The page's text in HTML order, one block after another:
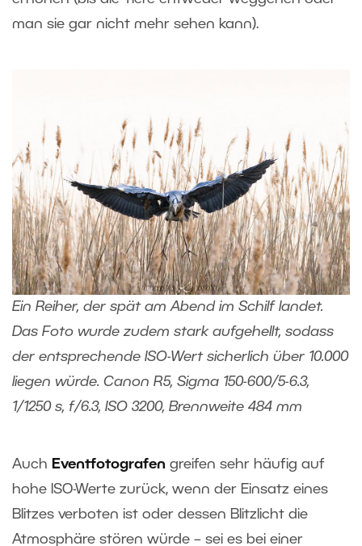
man sie gar nicht mehr sehen kann).
Ein Reiher, der spät am Abend im Schilf landet.
Das Foto wurde zudem stark aufgehellt, sodass
der entsprechende ISO-Wert sicherlich über 10.000
liegen würde. Canon R5, Sigma 150-600/5-6.3,
1/1250 s, f/6.3, ISO 3200, Brennweite 484 mm
Auch Eventfotografen greifen sehr häufig auf
hohe ISO-Werte zurück, wenn der Einsatz eines
Blitzes verboten ist oder dessen Blitzlicht die
Atmosphäre stören würde – sei es bei einer